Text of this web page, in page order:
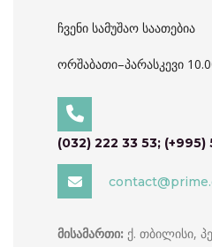
ჩვენი სამუშაო საათებია
ორშაბათი–პარასკევი
(032) 222 33 53;
მისამართი: ქ. თბილისი,